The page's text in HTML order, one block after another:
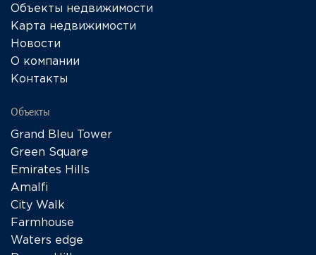
Объекты недвижимости
Карта недвижимости
Новости
О компании
Контакты
Объекты
Grand Bleu Tower
Green Square
Emirates Hills
Amalfi
City Walk
Farmhouse
Waters edge